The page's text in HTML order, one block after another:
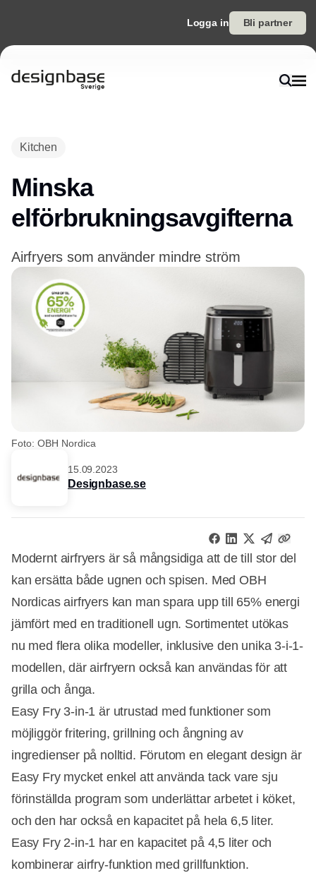
Logga in Bli partner
Kitchen
Minska
elförbrukningsavgifterna
Airfryers som använder mindre ström
Foto: OBH Nordica
15.09.2023
Designbase.se
Modernt airfryers är så mångsidiga att de till stor del
kan ersätta både ugnen och spisen. Med OBH
Nordicas airfryers kan man spara upp till 65% energi
jämfört med en traditionell ugn. Sortimentet utökas
nu med flera olika modeller, inklusive den unika 3-i-1-
modellen, där airfryern också kan användas för att
grilla och ånga.
Easy Fry 3-in-1 är utrustad med funktioner som
möjliggör fritering, grillning och ångning av
ingredienser på nolltid. Förutom en elegant design är
Easy Fry mycket enkel att använda tack vare sju
förinställda program som underlättar arbetet i köket,
och den har också en kapacitet på hela 6,5 liter.
Easy Fry 2-in-1 har en kapacitet på 4,5 liter och
kombinerar airfry-funktion med grillfunktion.